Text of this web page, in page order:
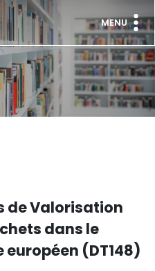
MENU
de Valorisation
dans le
(DT148)